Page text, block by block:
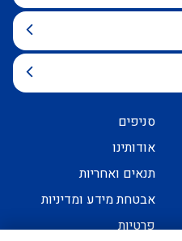
סניפים
אודותינו
תנאים ואחריות
אבטחת מידע ומדיניות
פרטיות